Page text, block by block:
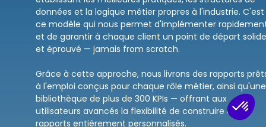
données et la logique métier propres à l'industrie. C'est
ce modèle qui nous permet d'implémenter
et de garantir à chaque client un point de départ solide
et éprouvé — jamais from scratch.
Grâce à cette approche, nous livrons des rapports
à l'emploi conçus pour chaque rôle métier, ainsi qu'une
bibliothèque de plus de 300 KPIs — offrant aux
utilisateurs avancés la flexibilité de construire des
rapports entièrement personnalisés.